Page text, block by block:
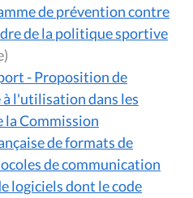
de prévention contre
de la politique sportive
- Proposition de
l'utilisation dans les
Commission
de formats de
de communication
logiciels dont le code